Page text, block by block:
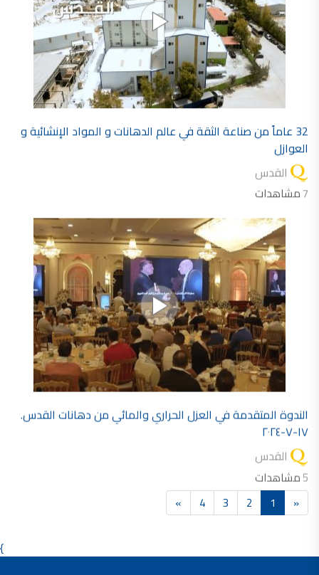
32 عاماً من صناعة الثقة في عالم الدهانات و المواد الإنشائية و
العوازل
القدس
7مشاهدات
الندوة المتقدمة في العزل الحراري والمائي من دهانات القدس.
١٧-٧-٢٠٢٤
القدس
5مشاهدات
«
1
2
3
4
»
}